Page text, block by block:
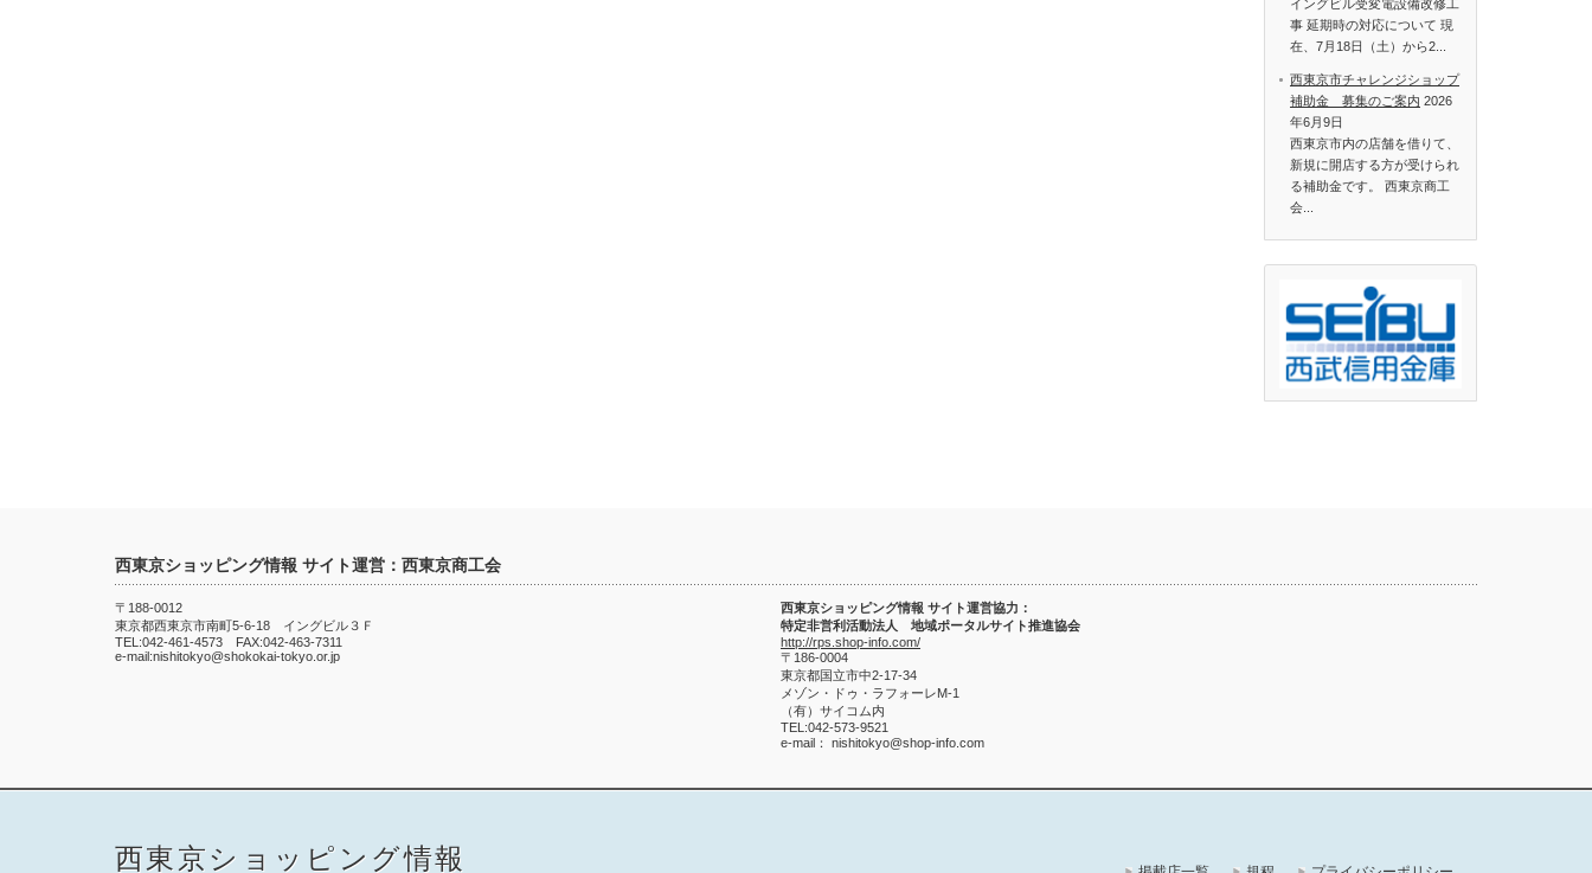
イングビル受変電設備改修工
事 延期時の対応について 現
在、7月18日（土）から2...
西東京市チャレンジショップ
補助金 募集のご案内 2026
年6月9日
西東京市内の店舗を借りて、
新規に開店する方が受けられ
る補助金です。 西東京商工
会...
西東京ショッピング情報 サイト運営：西東京商工会
〒188-0012
東京都西東京市南町5-6-18 イングビル３Ｆ
TEL:042-461-4573 FAX:042-463-7311
e-mail:nishitokyo@shokokai-tokyo.or.jp
西東京ショッピング情報 サイト運営協力：
特定非営利活動法人 地域ポータルサイト推進協会
http://rps.shop-info.com/
〒186-0004
東京都国立市中2-17-34
メゾン・ドゥ・ラフォーレM-1
（有）サイコム内
TEL:042-573-9521
e-mail： nishitokyo@shop-info.com
西東京ショッピング情報